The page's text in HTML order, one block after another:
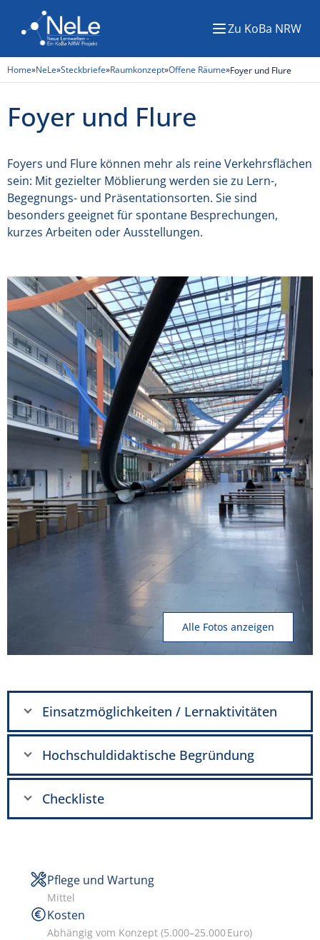
MenüZu KoBa NRW
Home»NeLe»Steckbriefe»Raumkonzept»Offene Räume»Foyer und Flure
Foyer und Flure
Foyers und Flure können mehr als reine Verkehrsflächen
sein: Mit gezielter Möblierung werden sie zu Lern-,
Begegnungs- und Präsentationsorten. Sie sind
besonders geeignet für spontane Besprechungen,
kurzes Arbeiten oder Ausstellungen.
Alle Fotos anzeigen
Einsatzmöglichkeiten / Lernaktivitäten
Hochschuldidaktische Begründung
Checkliste
Pflege und Wartung
Mittel
Kosten
Abhängig vom Konzept (5.000–25.000 Euro)